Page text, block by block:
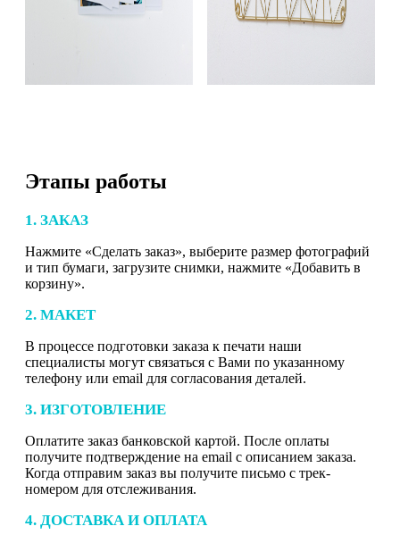
Этапы работы
1. ЗАКАЗ
Нажмите «Сделать заказ», выберите размер фотографий
и тип бумаги, загрузите снимки, нажмите «Добавить в
корзину».
2. МАКЕТ
В процессе подготовки заказа к печати наши
специалисты могут связаться с Вами по указанному
телефону или email для согласования деталей.
3. ИЗГОТОВЛЕНИЕ
Оплатите заказ банковской картой. После оплаты
получите подтверждение на email с описанием заказа.
Когда отправим заказ вы получите письмо с трек-
номером для отслеживания.
4. ДОСТАВКА И ОПЛАТА